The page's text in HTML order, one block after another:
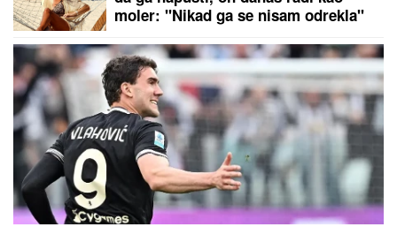
(FOTO) ANĐELA VEŠTICA NE MOŽE
DA SE KONTROLIŠE SA NOVIM
DEČKOMRazmenjivali nežnosti na
privatnom bazenu: Zbog silikona
mora na hitnu operaciju, a tetovirani
frajer je ne pušta